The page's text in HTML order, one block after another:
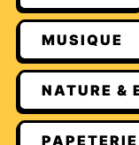
MUSIQUE
NATURE &
PAPETERIE